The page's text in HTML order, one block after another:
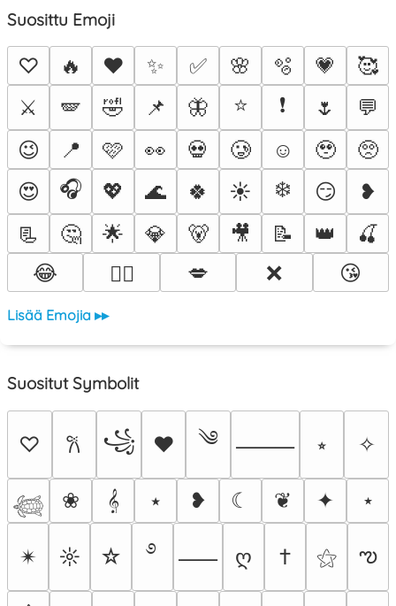
Suosittu Emoji
♡ 🔥 ❤️ ✨ ✅ 🌸 🫧 💗
🥰
⚔️
🪽 🤣 📌 🦋 ⭐ ❗ 🌷
💬
😉
📍 🩷 👀 💀 🥲 ☺️ 🥹
🥺
😍
🎧 💖 🌊 🍀 ☀️ ❄️ 😏
❥
📃
🤔 🌟 💎 🐻 🎥 📝 👑
🍒
😂
❤️‍🔥 💋 ❌ 😘
Lisää Emojia ▸▸
Suositut Symbolit
♡ 𐙚 ꧁ ♥ ༄ ⸻ ⭒ ✧
𓆉 ❀ 𝄞 ⭑ ❥ ☾ ❦ ✦ ⋆
✴︎ ☼ ☆ ࿔ ⸺ ღ † ⚝ ఌ